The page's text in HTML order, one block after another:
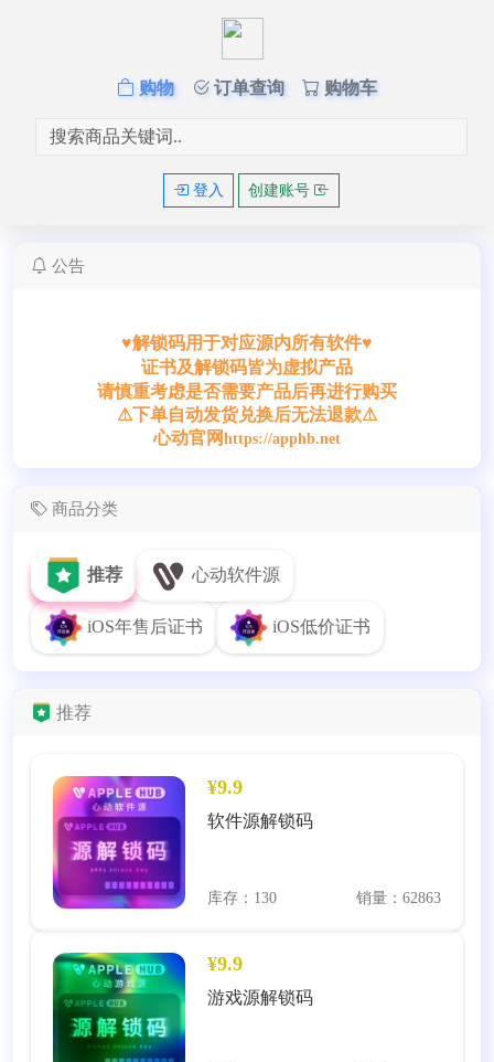
购物 订单查询 购物车
登入 创建账号
公告
♥解锁码用于对应源内所有软件♥
证书及解锁码皆为虚拟产品
请慎重考虑是否需要产品后再进行购买
⚠下单自动发货兑换后无法退款⚠
心动官网 https://apphb.net
商品分类
推荐 心动软件源
iOS年售后证书 iOS低价证书
推荐
¥9.9
软件源解锁码
库存：130 销量：62863
¥9.9
游戏源解锁码